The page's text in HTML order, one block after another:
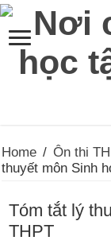
Home / Ôn thi
thuyết môn Sinh
Tóm tắt lý
THPT